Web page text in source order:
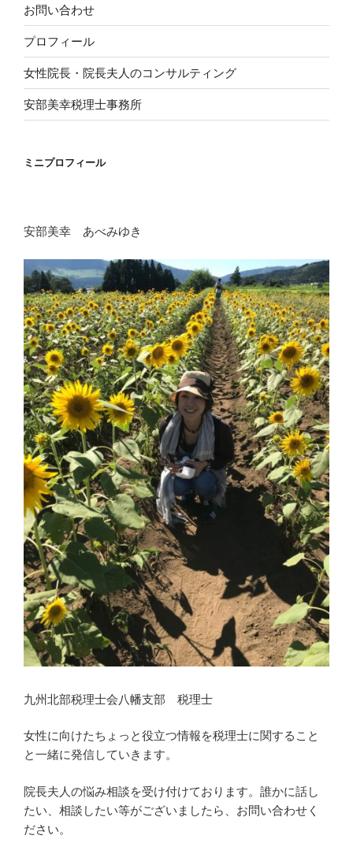
お問い合わせ
プロフィール
女性院長・院長夫人のコンサルティング
安部美幸税理士事務所
ミニプロフィール
安部美幸 あべみゆき
九州北部税理士会八幡支部 税理士
女性に向けたちょっと役立つ情報を税理士に関すること
と一緒に発信していきます。
院長夫人の悩み相談を受け付けております。誰かに話し
たい、相談したい等がございましたら、お問い合わせく
ださい。